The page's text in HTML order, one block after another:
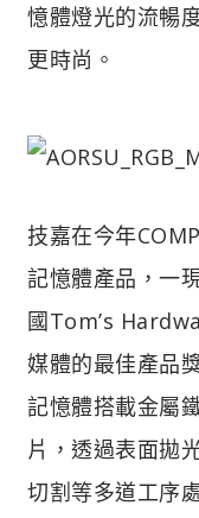
憶體燈光的流暢
更時尚。
技嘉在今年
記憶體產品，一
國Tom’s
媒體的最佳產品
記憶體搭載金屬
片，透過表面拋
切割等多道工序